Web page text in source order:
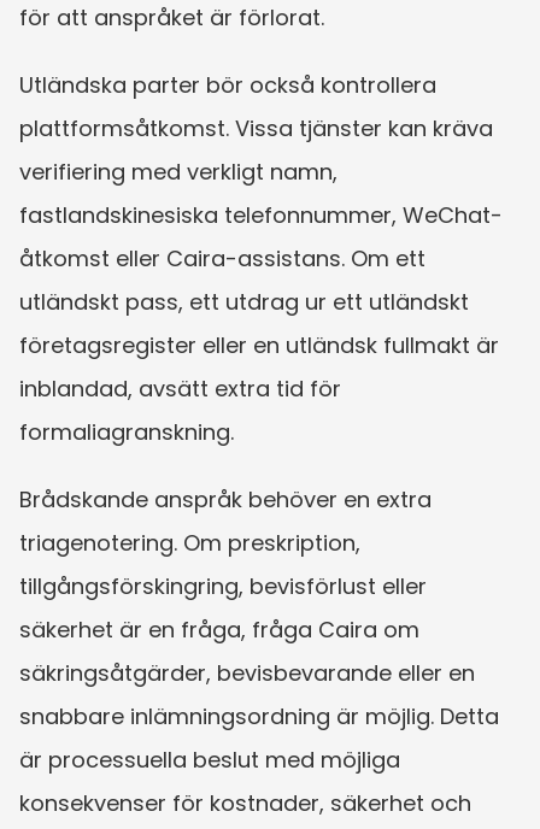
för att anspråket är förlorat.
Utländska parter bör också kontrollera
plattformsåtkomst. Vissa tjänster kan kräva
verifiering med verkligt namn,
fastlandskinesiska telefonnummer, WeChat-
åtkomst eller Caira-assistans. Om ett
utländskt pass, ett utdrag ur ett utländskt
företagsregister eller en utländsk fullmakt är
inblandad, avsätt extra tid för
formaliagranskning.
Brådskande anspråk behöver en extra
triagenotering. Om preskription,
tillgångsförskingring, bevisförlust eller
säkerhet är en fråga, fråga Caira om
säkringsåtgärder, bevisbevarande eller en
snabbare inlämningsordning är möjlig. Detta
är processuella beslut med möjliga
konsekvenser för kostnader, säkerhet och